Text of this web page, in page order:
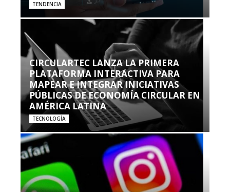
TENDENCIA
CIRCULARTEC LANZA LA PRIMERA
PLATAFORMA INTERACTIVA PARA
MAPEAR E INTEGRAR INICIATIVAS
PÚBLICAS DE ECONOMÍA CIRCULAR EN
AMÉRICA LATINA
TECNOLOGÍA